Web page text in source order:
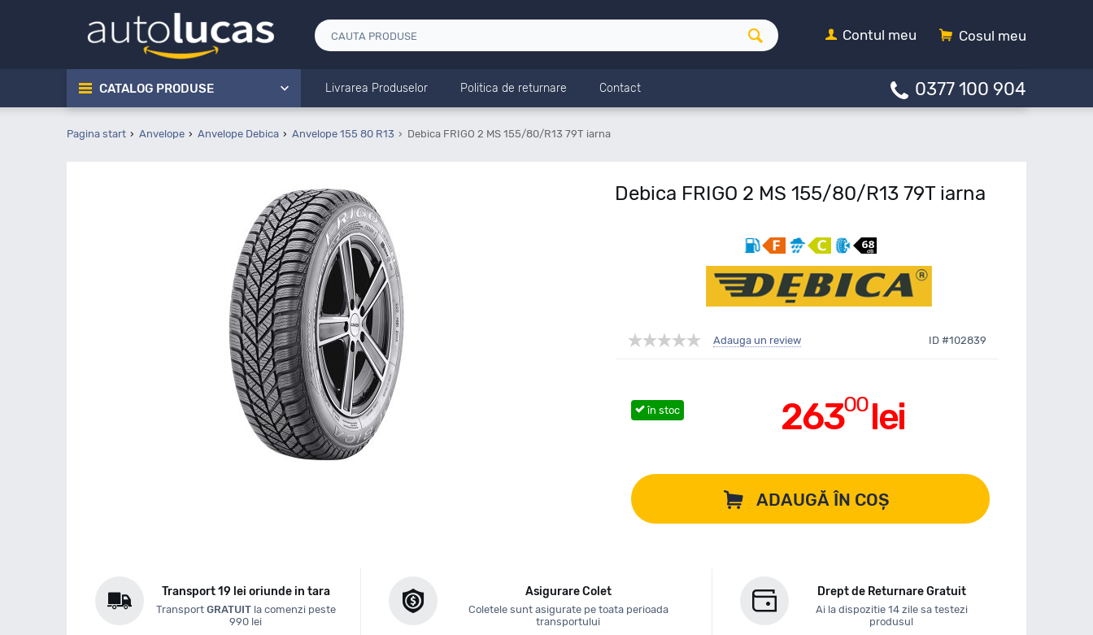
Cosul meu
Contul meu
CATALOG PRODUSE Livrarea Produselor Politica de returnare Contact 0377 100 904
Pagina start Anvelope Anvelope Debica Anvelope 155 80 R13 Debica FRIGO 2 MS 155/80/R13 79T iarna
Debica FRIGO 2 MS 155/80/R13 79T iarna
Adauga un review ID #102839
26300lei
în stoc
ADAUGĂ ÎN COȘ
Transport 19 lei oriunde in tara
Transport GRATUITla comenzi peste
990 lei
Asigurare Colet
Coletele sunt asigurate pe toata perioada
transportului
Drept de Returnare Gratuit
Ai la dispozitie 14 zile sa testezi
produsul